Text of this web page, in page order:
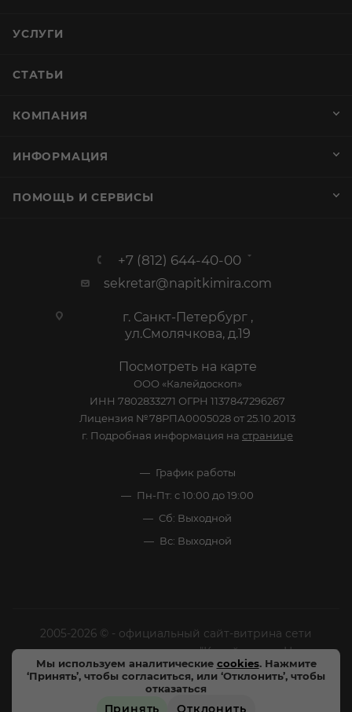
Мы используем аналитические cookies. Нажмите
‘Принять’, чтобы согласиться, или ‘Отклонить’, чтобы
отказаться
Принять Отклонить
УСЛУГИ
СТАТЬИ
КОМПАНИЯ
ИНФОРМАЦИЯ
ПОМОЩЬ И СЕРВИСЫ
+7 (812) 644-40-00
sekretar@napitkimira.com
г. Санкт-Петербург ,
ул.Смолячкова, д.19
Посмотреть на карте
ООО «Калейдоскоп»
ИНН 7802833271 ОГРН 1137847296267
Лицензия №78РПА0005028 от 25.10.2013
г. Подробная информация на странице
График работы
Пн-Пт: с 10:00 до 19:00
Сб: Выходной
Вс: Выходной
2005-2026 © - официальный сайт-витрина сети
специализированных напитков "Калейдоскоп Напитков
Мира". Все права защищены.
Цены, характеристики и внешний вид товара в